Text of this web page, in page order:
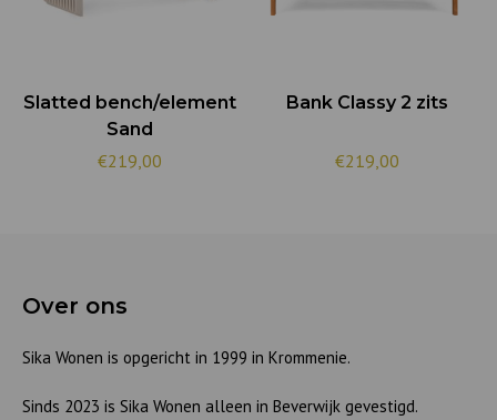
Slatted bench/element
Sand
€219,00
Bank Classy 2 zits
€219,00
Over ons
Sika Wonen is opgericht in 1999 in Krommenie.
Sinds 2023 is Sika Wonen alleen in Beverwijk gevestigd.